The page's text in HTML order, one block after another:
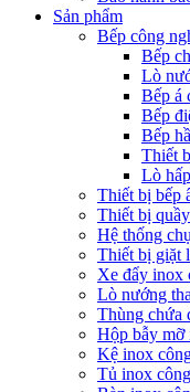
Sản phẩm
Bếp công
Bếp
Lò
Bếp á
Bếp
Bếp
Thiết
Lò
Thiết bị bếp
Thiết bị
Hệ thống
Thiết bị giặt
Xe đẩy inox
Lò nướng
Thùng chứa
Hộp bẫy mỡ
Kệ inox
Tủ inox